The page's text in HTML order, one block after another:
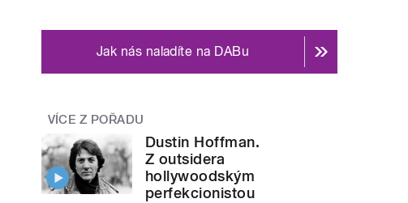
Jak nás naladíte na DABu
VÍCE Z POŘADU
Dustin Hoffman.
Z outsidera
hollywoodským
perfekcionistou